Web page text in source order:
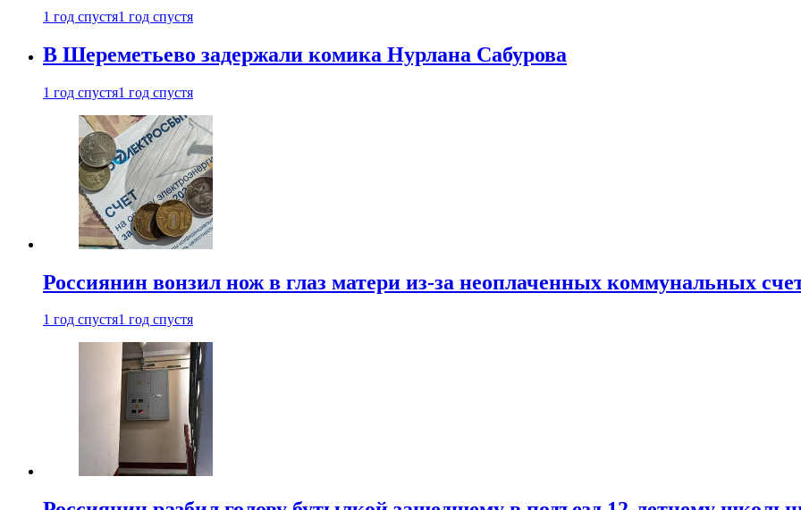
1 год спустя1 год спустя
В Шереметьево задержали комика Нурлана Сабурова
1 год спустя1 год спустя
Россиянин вонзил нож в глаз матери из-за неоплаченных коммунальных
1 год спустя1 год спустя